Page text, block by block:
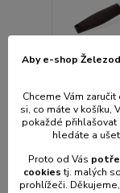
ovál
Skladem
Aby e-shop
Chceme Vám zaručit
si, co máte v košíku,
pokaždé přihlašovat
hledáte a
Proto od Vás
cookiestj. malých
prohlížeči.